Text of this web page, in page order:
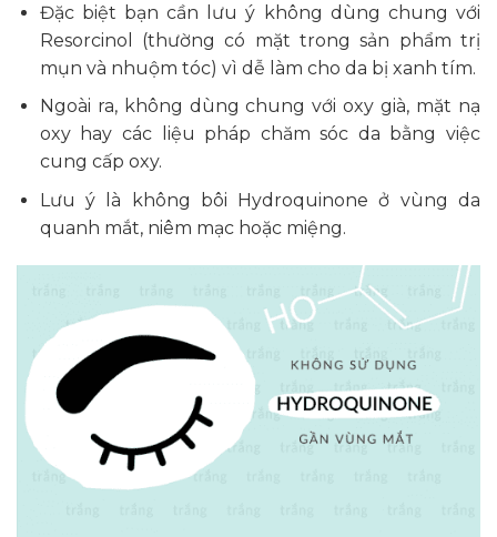
Đặc biệt bạn cần lưu ý không dùng chung với
Resorcinol (thường có mặt trong sản phẩm trị
mụn và nhuộm tóc) vì dễ làm cho da bị xanh tím.
Ngoài ra, không dùng chung với oxy già, mặt nạ
oxy hay các liệu pháp chăm sóc da bằng việc
cung cấp oxy.
Lưu ý là không bôi Hydroquinone ở vùng da
quanh mắt, niêm mạc hoặc miệng.